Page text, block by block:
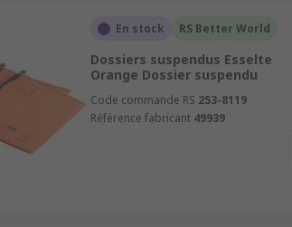
En stock RS Better World
Dossiers suspendus Esselte
Orange Dossier suspendu
Code commande RS 253-8119
Référence fabricant 49939